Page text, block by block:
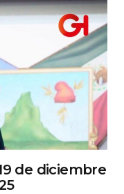
de diciembre